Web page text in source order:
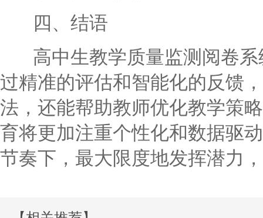
四、结语
高中生教学质量监测阅卷系
过精准的评估和智能化的反馈
法，还能帮助教师优化教学策
育将更加注重个性化和数据驱
节奏下，最大限度地发挥潜力